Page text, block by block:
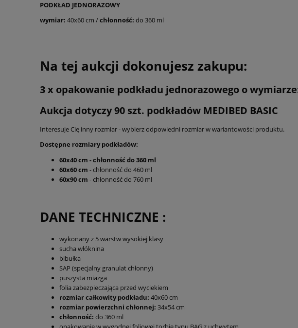
PODKŁAD JEDNORAZOWY
wymiar: 40x60 cm /chłonność: do 360 ml
Na tej aukcji dokonujesz zakupu:
3 x opakowanie podkładu jednorazowego o
Aukcja dotyczy 90 szt. podkładów MEDIBED BASIC
Interesuje Cię inny rozmiar - wybierz odpowiedni rozmiar w wariantowości produktu.
Dostępne rozmiary podkładów:
60x40 cm - chłonność do 360 ml
60x60 cm - chłonność do 460 ml
60x90 cm - chłonność do 760 ml
DANE TECHNICZNE :
wykonany z 5 warstw wysokiej klasy
sucha włóknina
bibułka
SAP (specjalny granulat chłonny)
puszysta miazga
folia zabezpieczająca przed wyciekiem
rozmiar całkowity podkładu: 40x60 cm
rozmiar powierzchni chłonnej: 34x54 cm
chłonność: do 360 ml